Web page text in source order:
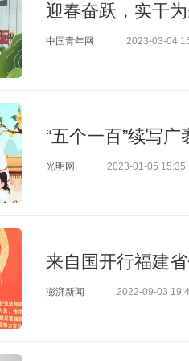
迎春奋跃，实干
中国青年网 2023-03-04
“五个一百”续写
光明网 2023-01-05 15:35
来自国开行福建
澎湃新闻 2022-09-03